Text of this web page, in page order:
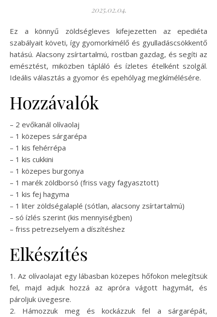
2025.02.04.
Ez a könnyű zöldségleves kifejezetten az epediéta
szabályait követi, így gyomorkímélő és gyulladáscsökkentő
hatású. Alacsony zsírtartalmú, rostban gazdag, és segíti az
emésztést, miközben tápláló és ízletes ételként szolgál.
Ideális választás a gyomor és epehólyag megkímélésére.
Hozzávalók
– 2 evőkanál olívaolaj
– 1 közepes sárgarépa
– 1 kis fehérrépa
– 1 kis cukkini
– 1 közepes burgonya
– 1 marék zöldborsó (friss vagy fagyasztott)
– 1 kis fej hagyma
– 1 liter zöldségalaplé (sótlan, alacsony zsírtartalmú)
– só ízlés szerint (kis mennyiségben)
– friss petrezselyem a díszítéshez
Elkészítés
1. Az olívaolajat egy lábasban közepes hőfokon melegítsük
fel, majd adjuk hozzá az apróra vágott hagymát, és
pároljuk üvegesre.
2. Hámozzuk meg és kockázzuk fel a sárgarépát,